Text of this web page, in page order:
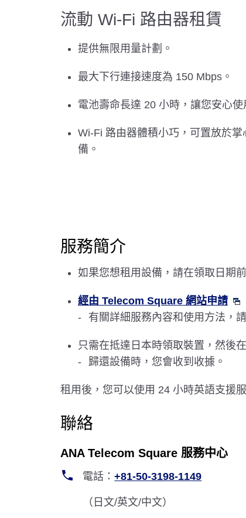
流動 Wi-Fi 路由器租賃
提供無限用量計劃。
最大下行連接速度為 150 Mbps。
電池壽命長達 20 小時，讓您安心使
Wi-Fi 路由器體積小巧，可置放於
備。
服務簡介
如果您想租用設備，請在領取日期
經由 Telecom Square 網站申請
有關詳細服務內容和使用方法，
只需在抵達日本時領取裝置，然後
歸還設備時，您會收到收據。
租用後，您可以使用 24 小時英語支援
聯絡
ANA Telecom Square 服務中心
電話：+81-50-3198-1149
（日文/英文/中文）